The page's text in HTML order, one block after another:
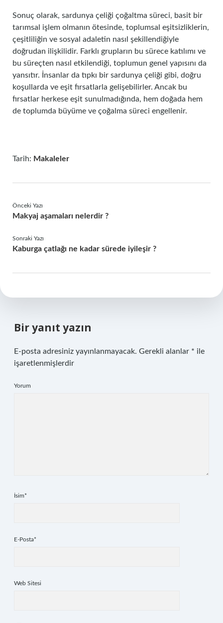
Sonuç olarak, sardunya çeliği çoğaltma süreci, basit bir
tarımsal işlem olmanın ötesinde, toplumsal eşitsizliklerin,
çeşitliliğin ve sosyal adaletin nasıl şekillendiğiyle
doğrudan ilişkilidir. Farklı grupların bu sürece katılımı ve
bu süreçten nasıl etkilendiği, toplumun genel yapısını da
yansıtır. İnsanlar da tıpkı bir sardunya çeliği gibi, doğru
koşullarda ve eşit fırsatlarla gelişebilirler. Ancak bu
fırsatlar herkese eşit sunulmadığında, hem doğada hem
de toplumda büyüme ve çoğalma süreci engellenir.
Tarih: Makaleler
Önceki Yazı
Makyaj aşamaları nelerdir ?
Sonraki Yazı
Kaburga çatlağı ne kadar sürede iyileşir ?
Bir yanıt yazın
E-posta adresiniz yayınlanmayacak. Gerekli alanlar * ile
işaretlenmişlerdir
Yorum
İsim*
E-Posta*
Web Sitesi